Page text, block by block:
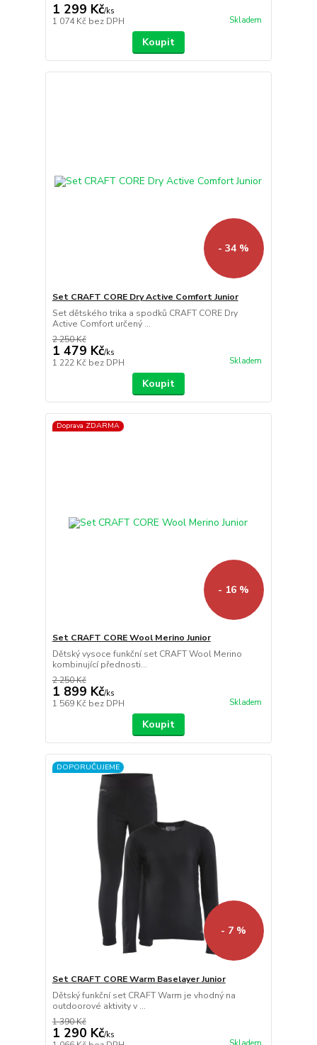
1 299 Kč/ks
1 074 Kč bez DPH Skladem
Koupit
- 34 %
Set CRAFT CORE Dry Active Comfort Junior
Set dětského trika a spodků CRAFT CORE Dry
Active Comfort určený ...
2 250 Kč
1 479 Kč/ks
1 222 Kč bez DPH Skladem
Koupit
Doprava ZDARMA
- 16 %
Set CRAFT CORE Wool Merino Junior
Dětský vysoce funkční set CRAFT Wool Merino
kombinující přednosti...
2 250 Kč
1 899 Kč/ks
1 569 Kč bez DPH Skladem
Koupit
DOPORUČUJEME
- 7 %
Set CRAFT CORE Warm Baselayer Junior
Dětský funkční set CRAFT Warm je vhodný na
outdoorové aktivity v ...
1 390 Kč
1 290 Kč/ks